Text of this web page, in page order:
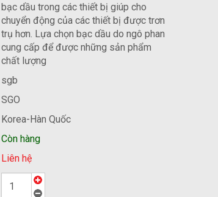
bạc dầu trong các thiết bị giúp cho
chuyển động của các thiết bị được trơn
trụ hơn. Lựa chọn bạc dầu do ngô phan
cung cấp để được những sản phẩm
chất lượng
sgb
SGO
Korea-Hàn Quốc
Còn hàng
Liên hệ